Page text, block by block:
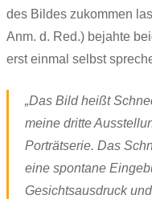
des Bildes zukommen
Anm. d. Red.) bejahte
erst einmal selbst
„Das Bild heißt
meine dritte
Porträtserie. Das
eine spontane
Gesichtsausdruck